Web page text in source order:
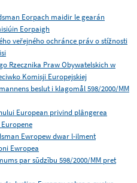
Eorpach maidir le gearán
Eorpaigh
veřejného ochránce práv o stížnosti
Rzecznika Praw Obywatelskich w
Komisji Europejskiej
beslut i klagomål 598/2000/MM
European privind plângerea
Ewropew dwar l-ilment
Ewropea
par sūdzību 598/2000/MM pret